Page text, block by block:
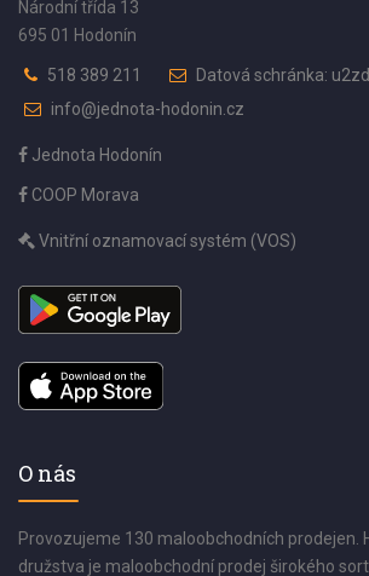
Národní třída 13
695 01 Hodonín
518 389 211
Datová schránka:
info@jednota-hodonin.cz
Jednota Hodonín
COOP Morava
Vnitřní oznamovací systém (VOS)
O nás
Provozujeme 130 maloobchodních prodejen.
družstva je maloobchodní prodej širokého